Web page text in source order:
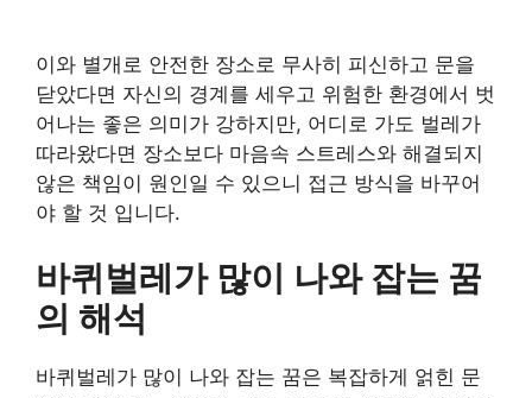
이와 별개로 안전한 장소로 무사히 피신하고 문을
닫았다면 자신의 경계를 세우고 위험한 환경에서 벗
어나는 좋은 의미가 강하지만, 어디로 가도 벌레가
따라왔다면 장소보다 마음속 스트레스와 해결되지
않은 책임이 원인일 수 있으니 접근 방식을 바꾸어
야 할 것 입니다.
바퀴벌레가 많이 나와 잡는 꿈
의 해석
바퀴벌레가 많이 나와 잡는 꿈은 복잡하게 얽힌 문